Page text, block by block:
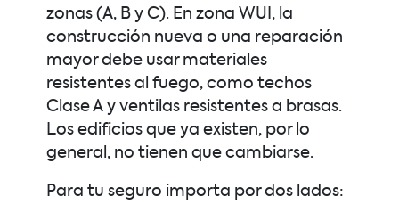
zonas (A, B y C). En zona WUI, la
construcción nueva o una reparación
mayor debe usar materiales
resistentes al fuego, como techos
Clase A y ventilas resistentes a brasas.
Los edificios que ya existen, por lo
general, no tienen que cambiarse.
Para tu seguro importa por dos lados: